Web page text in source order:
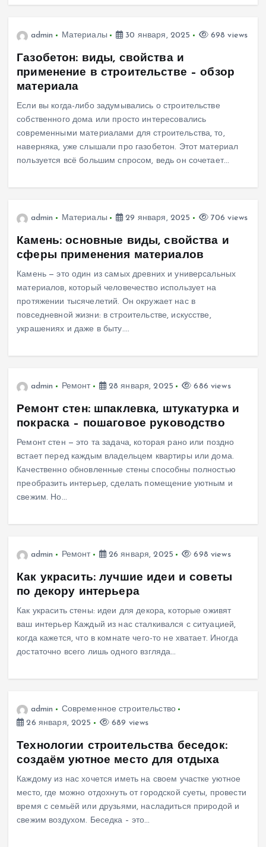
admin Материалы 30 января, 2025 698 views
Газобетон: виды, свойства и
применение в строительстве – обзор
материала
Если вы когда-либо задумывались о строительстве
собственного дома или просто интересовались
современными материалами для строительства, то,
наверняка, уже слышали про газобетон. Этот материал
пользуется всё большим спросом, ведь он сочетает…
admin Материалы 29 января, 2025 706 views
Камень: основные виды, свойства и
сферы применения материалов
Камень — это один из самых древних и универсальных
материалов, который человечество использует на
протяжении тысячелетий. Он окружает нас в
повседневной жизни: в строительстве, искусстве,
украшениях и даже в быту.…
admin Ремонт 28 января, 2025 686 views
Ремонт стен: шпаклевка, штукатурка и
покраска – пошаговое руководство
Ремонт стен — это та задача, которая рано или поздно
встает перед каждым владельцем квартиры или дома.
Качественно обновленные стены способны полностью
преобразить интерьер, сделать помещение уютным и
свежим. Но…
admin Ремонт 26 января, 2025 698 views
Как украсить: лучшие идеи и советы
по декору интерьера
Как украсить стены: идеи для декора, которые оживят
ваш интерьер Каждый из нас сталкивался с ситуацией,
когда кажется, что в комнате чего-то не хватает. Иногда
достаточно всего лишь одного взгляда…
admin
Современное строительство
26 января, 2025
689 views
Технологии строительства беседок:
создаём уютное место для отдыха
Каждому из нас хочется иметь на своем участке уютное
место, где можно отдохнуть от городской суеты, провести
время с семьёй или друзьями, насладиться природой и
свежим воздухом. Беседка – это…